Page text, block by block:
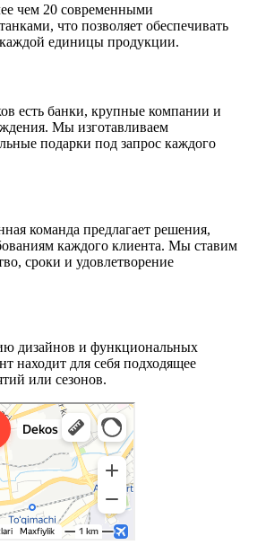
чем 20 современными
что позволяет обеспечивать
каждой единицы продукции.
есть банки, крупные компании и
Мы изготавливаем
подарки под запрос каждого
команда предлагает решения,
каждого клиента. Мы ставим
сроки и удовлетворение
дизайнов и функциональных
находит для себя подходящее
или сезонов.